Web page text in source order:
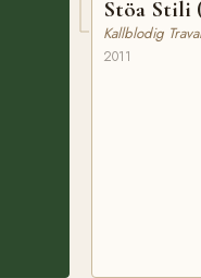
Stöa Stili
Kallblodig
2011